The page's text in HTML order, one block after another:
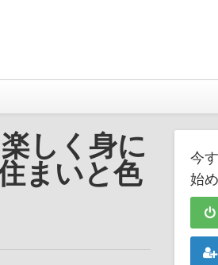
しく身に
まいと色
今
始